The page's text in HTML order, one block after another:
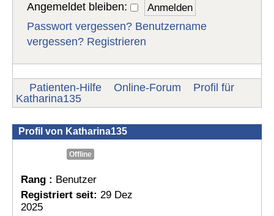
Angemeldet bleiben:
Passwort vergessen? Benutzername
vergessen? Registrieren
Patienten-Hilfe Online-Forum
Profil für
Katharina135
Profil von Katharina135
Offline
Rang : Benutzer
Registriert seit: 29 Dez
2025